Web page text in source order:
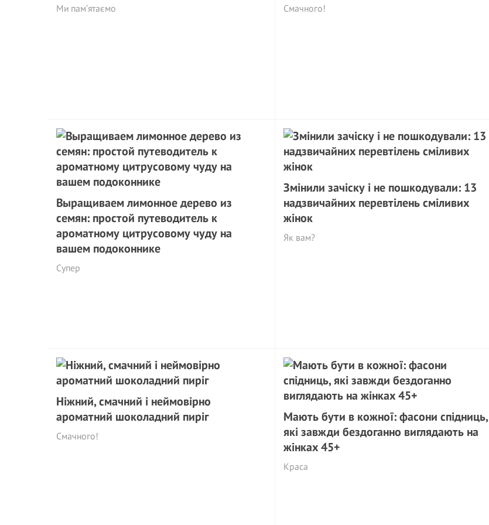
Ми пам’ятаємо Смачного!
Выращиваем лимонное дерево из
семян: простой путеводитель к
ароматному цитрусовому чуду на
вашем подоконнике
Супер
Змінили зачіску і не пошкодували: 13
надзвичайних перевтілень сміливих
жінок
Як вам?
Ніжний, смачний і неймовірно
ароматний шоколадний пиріг
Смачного!
Мають бути в кожної: фасони спідниць,
які завжди бездоганно виглядають на
жінках 45+
Краса